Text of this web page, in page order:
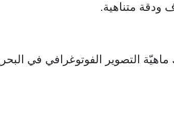
ودقة متناهية.
التصوير الفوتوغرافي في